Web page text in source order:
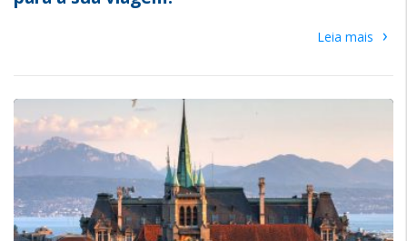
Leia mais ›